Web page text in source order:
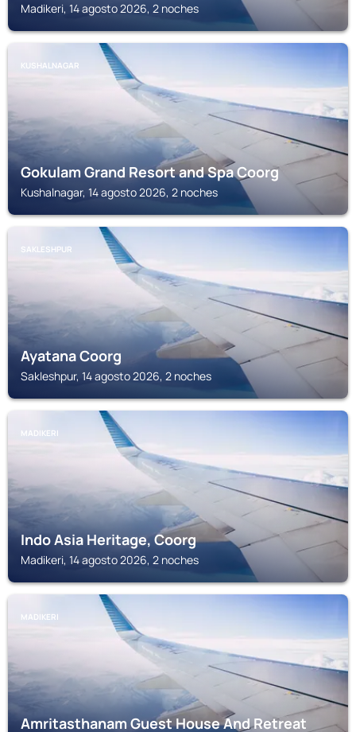
Madikeri, 14 agosto 2026, 2 noches
KUSHALNAGAR
Gokulam Grand Resort and Spa Coorg
Kushalnagar, 14 agosto 2026, 2 noches
SAKLESHPUR
Ayatana Coorg
Sakleshpur, 14 agosto 2026, 2 noches
MADIKERI
Indo Asia Heritage, Coorg
Madikeri, 14 agosto 2026, 2 noches
MADIKERI
Amritasthanam Guest House And Retreat